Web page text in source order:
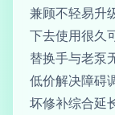
兼顾不轻易升
下去使用很久
替换手与老泵
低价解决障碍
坏修补综合延